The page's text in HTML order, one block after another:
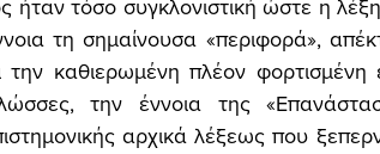
ήταν τόσο συγκλονιστική ώστε η
τη σημαίνουσα «περιφορά»,
καθιερωμένη πλέον φορτισμένη
την έννοια της
αρχικά λέξεως που